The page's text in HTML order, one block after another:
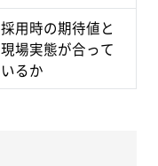
採用時の期待値と
現場実態が合って
いるか